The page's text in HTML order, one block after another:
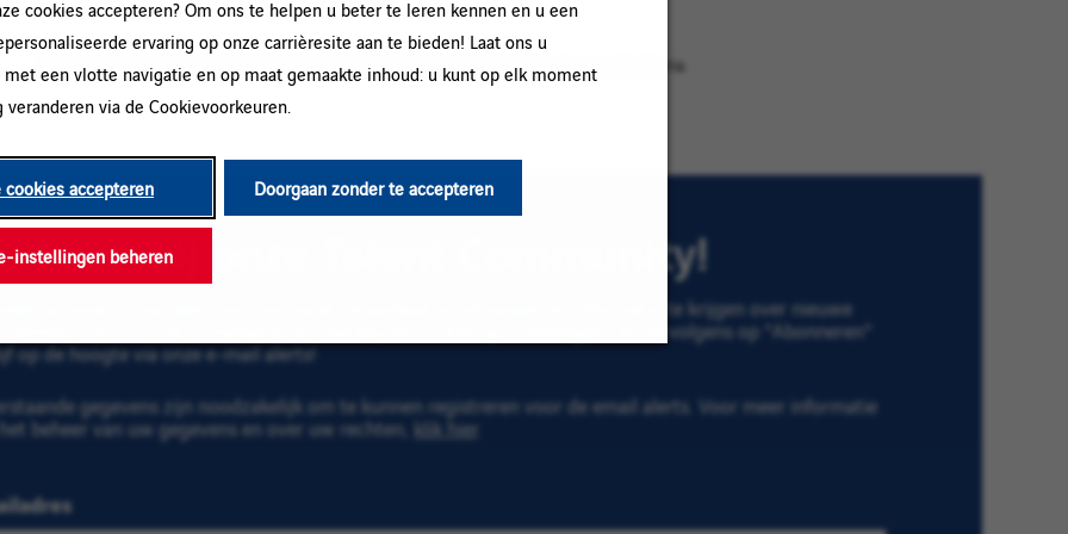
cookies accepteren? Om ons te helpen u beter te leren kennen en u een
ervaring op onze carrièresite aan te bieden! Laat ons u
een vlotte navigatie en op maat gemaakte inhoud: u kunt op elk moment
via de Cookievoorkeuren.
cookies accepteren Doorgaan zonder te accepteren
instellingen beheren
Probeer een andere combinatie van trefwoord/plaats of gebruik bredere zoekcriteria.
aan bij onze Talent Community!
op onze e-mail alerts om ons vacature aanbod te ontvangen en informatie te krijgen over nieuwe
binnen Vinci. Vul uw e-mailadres en voorkeuren in. Klik op "Toevoegen" en vervolgens op "Abonneren"
op de hoogte via onze e-mail alerts!
gegevens zijn noodzakelijk om te kunnen registreren voor de email alerts. Voor meer informatie
beheer van uw gegevens en over uw rechten, klik hier